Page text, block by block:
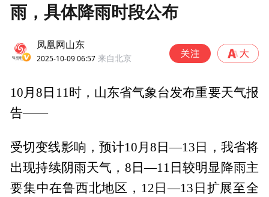
雨，具体降雨时段公布
凤凰网山东
2025-10-09 06:57 来自北京
10月8日11时，山东省气象台发布重要天气报
告——
受切变线影响，预计10月8日—13日，我省将
出现持续阴雨天气，8日—11日较明显降雨主
要集中在鲁西北地区，12日—13日扩展至全